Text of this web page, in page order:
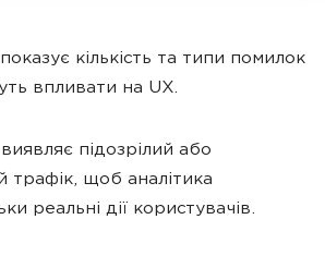
кількість та типи помилок
впливати на UX.
підозрілий або
трафік, щоб аналітика
реальні дії користувачів.